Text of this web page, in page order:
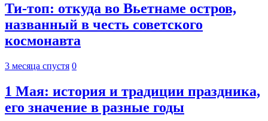
Ти-топ: откуда во Вьетнаме остров,
названный в честь советского
космонавта
3 месяца спустя 0
1 Мая: история и традиции праздника,
его значение в разные годы